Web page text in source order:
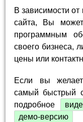
В зависимости
сайта, Вы
программным
своего бизнеса,
цены или
Если вы
самый быстрый
подробное
демо-версию